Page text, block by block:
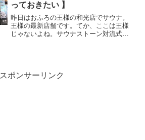
っておきたい 】
昨日はおふろの王様の和光店でサウナ。
王様の最新店舗です。てか、ここは王様
じゃないよね。サウナストーン対流式な
スポンサーリンク